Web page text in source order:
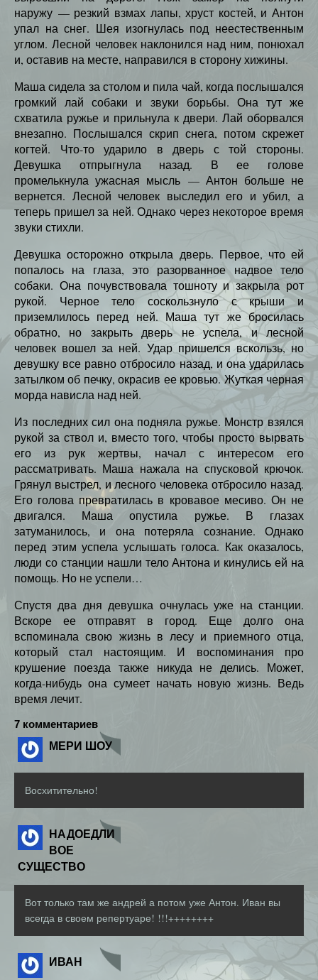
наружу — резкий взмах лапы, хруст костей, и Антон
упал на снег. Шея изогнулась под неестественным
углом. Лесной человек наклонился над ним, понюхал
и, оставив на месте, направился в сторону хижины.
Маша сидела за столом и пила чай, когда послышался
громкий лай собаки и звуки борьбы. Она тут же
схватила ружье и прильнула к двери. Лай оборвался
внезапно. Послышался скрип снега, потом скрежет
когтей. Что-то ударило в дверь с той стороны.
Девушка отпрыгнула назад. В ее голове
промелькнула ужасная мысль — Антон больше не
вернется. Лесной человек выследил его и убил, а
теперь пришел за ней. Однако через некоторое время
звуки стихли.
Девушка осторожно открыла дверь. Первое, что ей
попалось на глаза, это разорванное надвое тело
собаки. Она почувствовала тошноту и закрыла рот
рукой. Черное тело соскользнуло с крыши и
приземлилось перед ней. Маша тут же бросилась
обратно, но закрыть дверь не успела, и лесной
человек вошел за ней. Удар пришелся вскользь, но
девушку все равно отбросило назад, и она ударилась
затылком об печку, окрасив ее кровью. Жуткая черная
морда нависла над ней.
Из последних сил она подняла ружье. Монстр взялся
рукой за ствол и, вместо того, чтобы просто вырвать
его из рук жертвы, начал с интересом его
рассматривать. Маша нажала на спусковой крючок.
Грянул выстрел, и лесного человека отбросило назад.
Его голова превратилась в кровавое месиво. Он не
двигался. Маша опустила ружье. В глазах
затуманилось, и она потеряла сознание. Однако
перед этим успела услышать голоса. Как оказалось,
люди со станции нашли тело Антона и кинулись ей на
помощь. Но не успели…
Спустя два дня девушка очнулась уже на станции.
Вскоре ее отправят в город. Еще долго она
вспоминала свою жизнь в лесу и приемного отца,
который стал настоящим. И воспоминания про
крушение поезда также никуда не делись. Может,
когда-нибудь она сумеет начать новую жизнь. Ведь
время лечит.
7 комментариев
МЕРИ ШОУ
Восхитительно!
НАДОЕДЛИ
ВОЕ
СУЩЕСТВО
Вот только там же андрей а потом уже Антон. Иван вы
всегда в своем репертуаре! !!!++++++++
ИВАН